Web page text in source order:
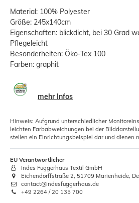
Material: 100% Polyester
Größe: 245x140cm
Eigenschaften: blickdicht, bei 30 Grad
Pflegeleicht
Besonderheiten: Öko-Tex 100
Farben: graphit
mehr Infos
Hinweis: Aufgrund unterschiedlicher
leichten Farbabweichungen bei der
stellen ein Einrichtungsbeispiel dar und dienen
EU Verantwortlicher
Indes Fuggerhaus Textil GmbH
Eichendorffstraße 2, 51709 Marienheide,
contact@indesfuggerhaus.de
+49 2264 / 20 135 700